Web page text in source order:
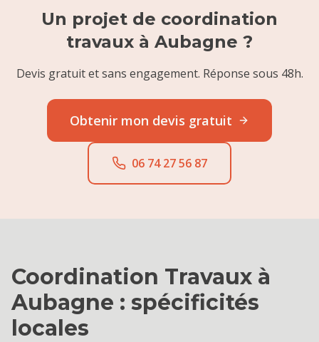
Un projet de coordination
travaux à Aubagne ?
Devis gratuit et sans engagement. Réponse sous 48h.
Obtenir mon devis gratuit
06 74 27 56 87
Coordination Travaux à
Aubagne : spécificités
locales